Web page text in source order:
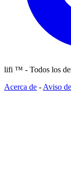
lifi ™ - Todos los
Acerca de - Aviso